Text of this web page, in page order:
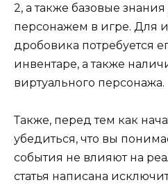
2, а также базовые
персонажем в игре. Для
дробовика потребуется
инвентаре, а также
виртуального персонажа.
Также, перед тем как
убедиться, что вы
события не влияют на
статья написана